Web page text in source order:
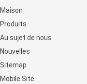
Maison
Produits
Au sujet de nous
Nouvelles
Sitemap
Mobile Site